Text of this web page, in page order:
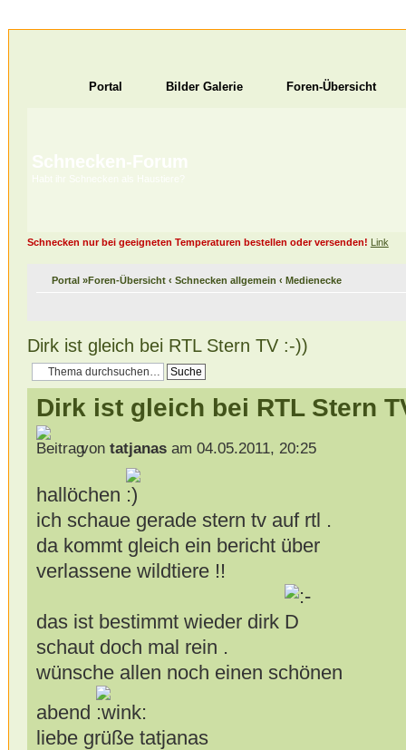
Portal Bilder Galerie Foren-Übersicht
Schnecken-Forum
Habt ihr Schnecken als Haustiere?
Schnecken nur bei geeigneten Temperaturen bestellen oder versenden! Link
Portal»Foren-Übersicht ‹ Schnecken allgemein ‹ Medienecke
Dirk ist gleich bei RTL Stern TV :-))
Dirk ist gleich bei RTL Stern
von tatjanasam 04.05.2011, 20:25
hallöchen
ich schaue gerade stern tv auf rtl .
da kommt gleich ein bericht über
verlassene wildtiere !!
das ist bestimmt wieder dirk
schaut doch mal rein .
wünsche allen noch einen schönen
abend
liebe grüße tatjanas